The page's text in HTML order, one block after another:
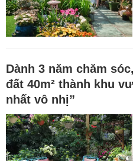
Dành 3 năm chăm
đất 40m² thành khu
nhất vô nhị”